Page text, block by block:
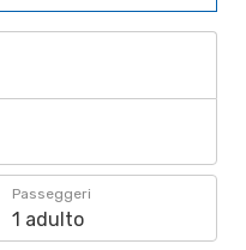
Passeggeri
1 adulto